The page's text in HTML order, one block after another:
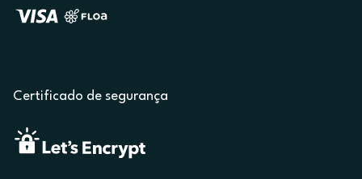
Certificado de segurança